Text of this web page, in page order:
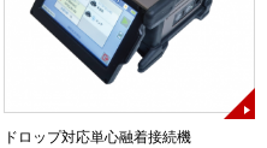
ドロップ対応単心融着接続機